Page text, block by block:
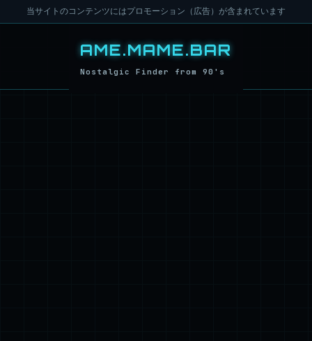
当サイトのコンテンツにはプロモーション（広告）が含まれています